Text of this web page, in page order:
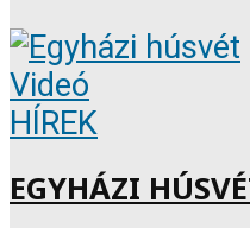
Videó
HÍREK
EGYHÁZI